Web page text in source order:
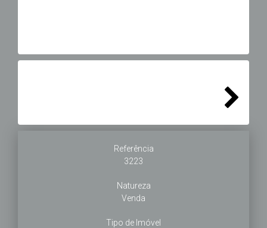
Next
Referência
3223
Natureza
Venda
Tipo de Imóvel